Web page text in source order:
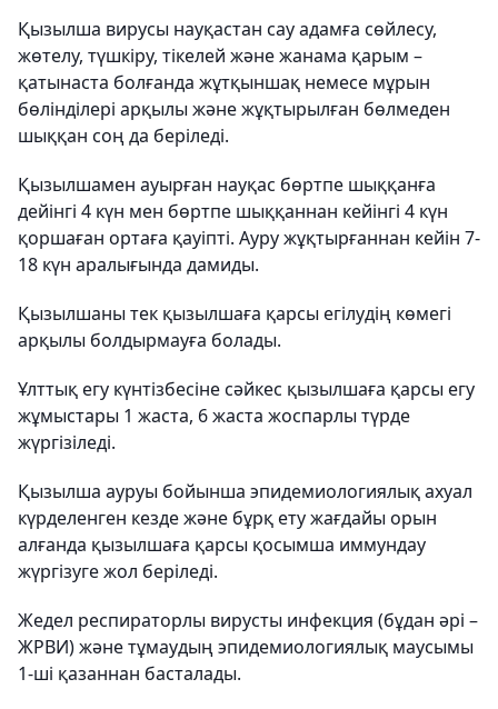
Қызылша вирусы науқастан сау адамға сөйлесу,
жөтелу, түшкіру, тікелей және жанама қарым –
қатынаста болғанда жұтқыншақ немесе мұрын
бөлінділері арқылы және жұқтырылған бөлмеден
шыққан соң да беріледі.
Қызылшамен ауырған науқас бөртпе шыққанға
дейінгі 4 күн мен бөртпе шыққаннан кейінгі 4 күн
қоршаған ортаға қауіпті. Ауру жұқтырғаннан кейін 7-
18 күн аралығында дамиды.
Қызылшаны тек қызылшаға қарсы егілудің көмегі
арқылы болдырмауға болады.
Ұлттық егу күнтізбесіне сәйкес қызылшаға қарсы егу
жұмыстары 1 жаста, 6 жаста жоспарлы түрде
жүргізіледі.
Қызылша ауруы бойынша эпидемиологиялық ахуал
күрделенген кезде және бұрқ ету жағдайы орын
алғанда қызылшаға қарсы қосымша иммундау
жүргізуге жол беріледі.
Жедел респираторлы вирусты инфекция (бұдан әрі –
ЖРВИ) және тұмаудың эпидемиологиялық маусымы
1-ші қазаннан басталады.